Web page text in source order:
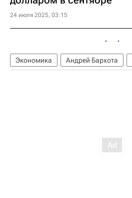
24 июля 2025, 03:15
Экономика Андрей Бархота